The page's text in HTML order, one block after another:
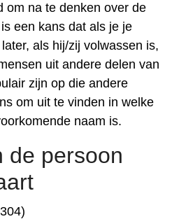
om na te denken over de
een kans dat als je je
als hij/zij volwassen is,
uit andere delen van
zijn op die andere
om uit te vinden in welke
naam is.
de persoon